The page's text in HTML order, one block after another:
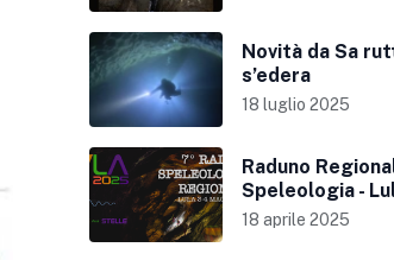
Novità da Sa
s’edera
18 luglio 2025
Raduno
Speleologia -
18 aprile 2025